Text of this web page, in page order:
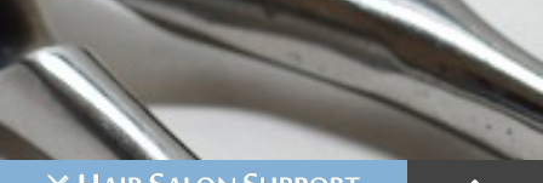
047-433-7886